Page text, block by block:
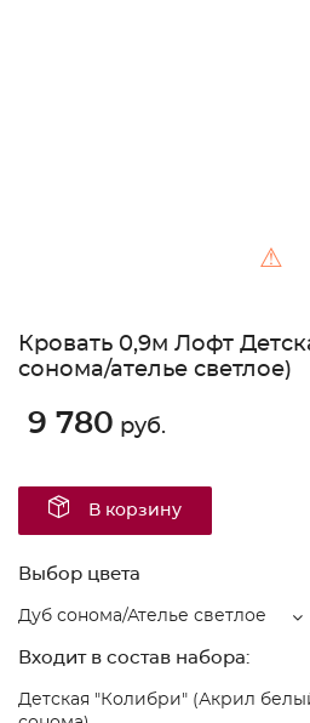
⚠
Кровать 0,9м Лофт
сонома/ателье светлое)
9 780 руб.
В корзину
Выбор цвета
Дуб сонома/Ателье светлое
Входит в состав набора:
Детская "Колибри" (Акрил